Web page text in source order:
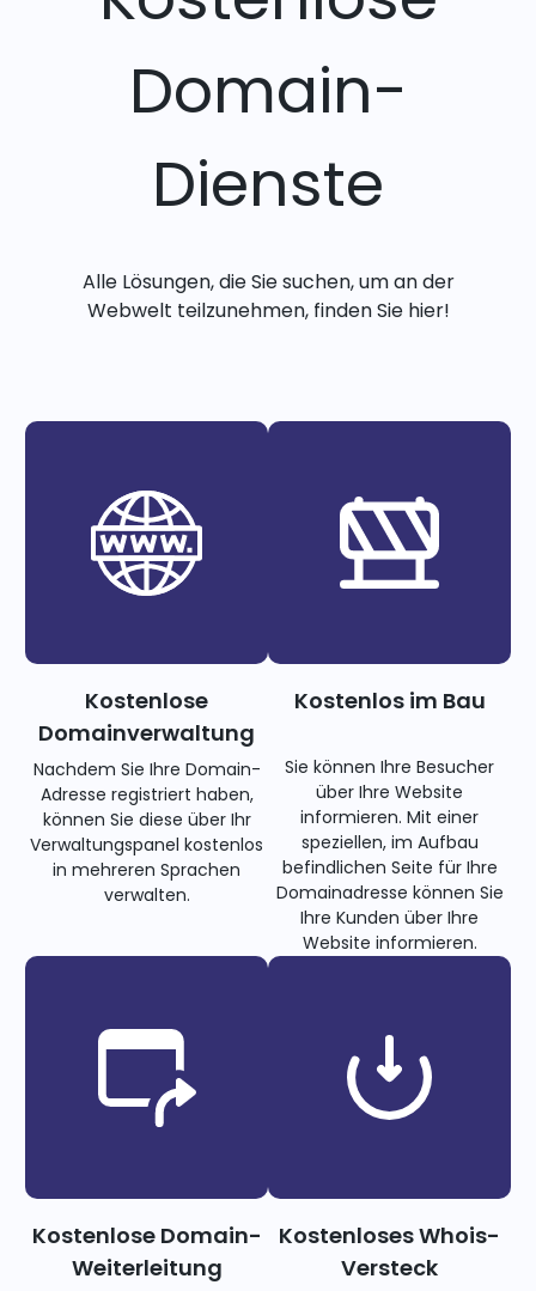
Domain-
Dienste
Alle Lösungen, die Sie suchen, um an der
Webwelt teilzunehmen, finden Sie hier!
Kostenlose
Domainverwaltung
Nachdem Sie Ihre Domain-
Adresse registriert haben,
können Sie diese über Ihr
Verwaltungspanel kostenlos
in mehreren Sprachen
verwalten.
Kostenlos im Bau
Sie können Ihre Besucher
über Ihre Website
informieren. Mit einer
speziellen, im Aufbau
befindlichen Seite für Ihre
Domainadresse können Sie
Ihre Kunden über Ihre
Website informieren.
Kostenlose Domain-
Weiterleitung
Kostenloses Whois-
Versteck